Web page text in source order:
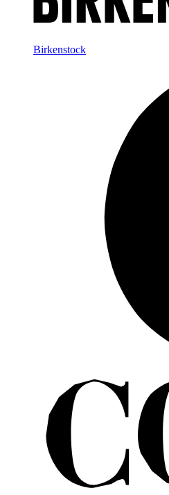
Birkenstock